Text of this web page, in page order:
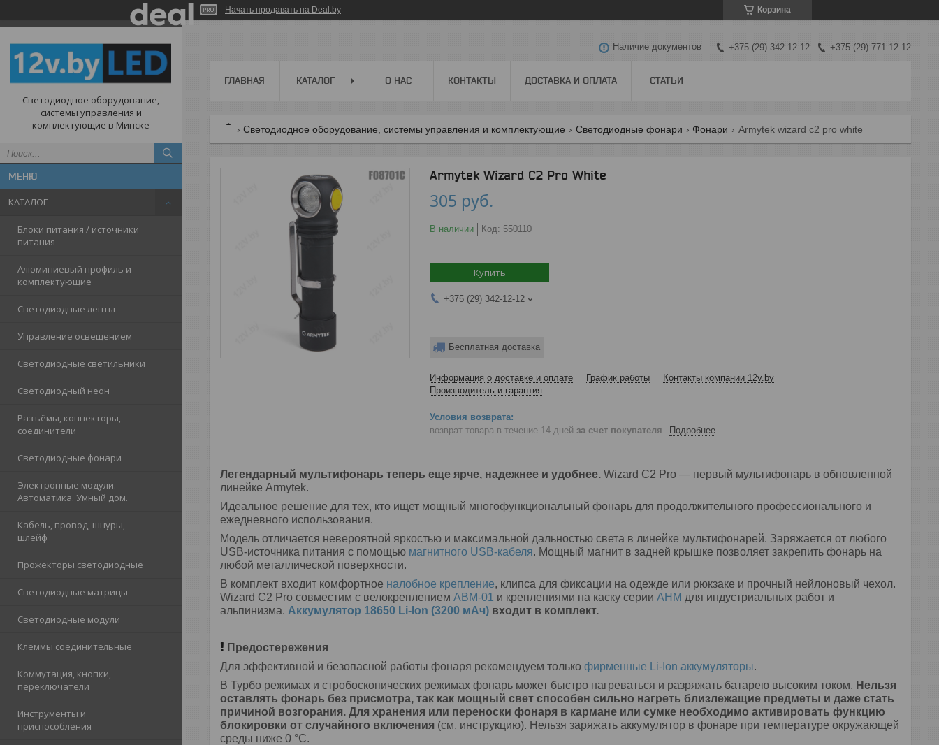
Начать продавать на Deal.by Корзина
Светодиодное оборудование,
системы управления и
комплектующие в Минске
КАТАЛОГ
Блоки питания / источники
питания
Алюминиевый профиль и
комплектующие
Светодиодные ленты
Управление освещением
Светодиодные светильники
Светодиодный неон
Разъёмы, коннекторы,
соединители
Светодиодные фонари
Электронные модули.
Автоматика. Умный дом.
Кабель, провод, шнуры,
шлейф
Прожекторы светодиодные
Светодиодные матрицы
Светодиодные модули
Клеммы соединительные
Коммутация, кнопки,
переключатели
Инструменты и
приспособления
Наличие документов +375 (29) 342-12-12 +375 (29) 771-12-12
ГЛАВНАЯ КАТАЛОГ О НАС КОНТАКТЫ ДОСТАВКА И ОПЛАТА СТАТЬИ
Светодиодное оборудование, системы управления и комплектующие Светодиодные фонари Фонари Armytek wizard c2 pro white
Armytek Wizard C2 Pro White
305 руб.
В наличии Код: 550110
Купить
+375 (29) 342-12-12
Бесплатная доставка
Информация о доставке и оплате График работы
Контакты компании 12v.by
Производитель и гарантия
возврат товара в течение 14 дней за счет покупателя Подробнее
Легендарный мультифонарь теперь еще ярче, надежнее и удобнее. Wizard C2 Pro — первый мультифонарь в обновленной
линейке Armytek.
Идеальное решение для тех, кто ищет мощный многофункциональный фонарь для продолжительного профессионального и
ежедневного использования.
Модель отличается невероятной яркостью и максимальной дальностью света в линейке мультифонарей. Заряжается от любого
USB-источника питания с помощью магнитного USB-кабеля. Мощный магнит в задней крышке позволяет закрепить фонарь на
любой металлической поверхности.
В комплект входит комфортное налобное крепление, клипса для фиксации на одежде или рюкзаке и прочный нейлоновый чехол.
Wizard C2 Pro совместим с велокреплением ABM-01 и креплениями на каску серии AHM для индустриальных работ и
альпинизма. Аккумулятор 18650 Li-Ion (3200 мАч) входит в комплект.
Предостережения
Для эффективной и безопасной работы фонаря рекомендуем только фирменные Li-Ion аккумуляторы.
В Турбо режимах и стробоскопических режимах фонарь может быстро нагреваться и разряжать батарею высоким током. Нельзя
оставлять фонарь без присмотра, так как мощный свет способен сильно нагреть близлежащие предметы и даже стать
причиной возгорания. Для хранения или переноски фонаря в кармане или сумке необходимо активировать функцию
блокировки от случайного включения (см. инструкцию). Нельзя заряжать аккумулятор в фонаре при температуре окружающей
среды ниже 0 °С.